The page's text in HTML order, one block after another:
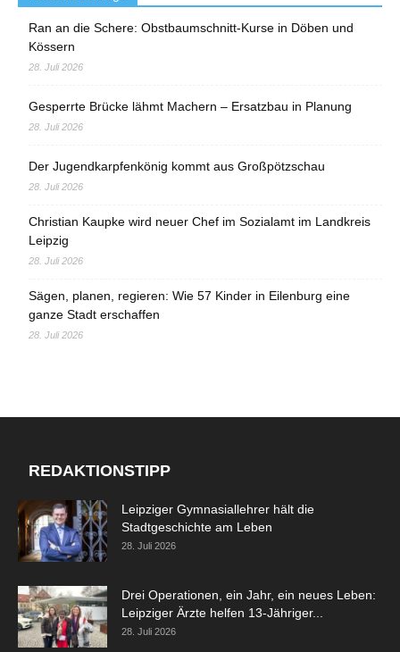
Ran an die Schere: Obstbaumschnitt-Kurse in Döben und
Kössern
28. Juli 2026
Gesperrte Brücke lähmt Machern – Ersatzbau in Planung
28. Juli 2026
Der Jugendkarpfenkönig kommt aus Großpötzschau
28. Juli 2026
Christian Kaupke wird neuer Chef im Sozialamt im Landkreis
Leipzig
28. Juli 2026
Sägen, planen, regieren: Wie 57 Kinder in Eilenburg eine
ganze Stadt erschaffen
28. Juli 2026
REDAKTIONSTIPP
Leipziger Gymnasiallehrer hält die
Stadtgeschichte am Leben
28. Juli 2026
Drei Operationen, ein Jahr, ein neues Leben:
Leipziger Ärzte helfen 13-Jähriger...
28. Juli 2026